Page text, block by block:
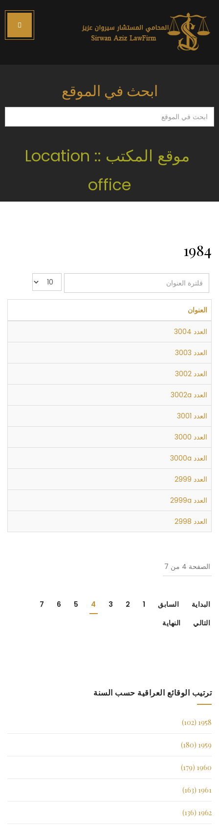
ابحث في الموقع
ابحث
في
موقع المكتب :: Location
office
1984
فلترة
العنوان
عدد
الإظهارات:
العنوان
العدد 3004
العدد 3003
العدد 3002
العدد 3002a
العدد 3001
العدد 3000
العدد 3000a
العدد 2999
العدد 2999a
العدد 2998
الصفحة 4 من 7
البداية السابق 1
2
3
4
5
6
7
التالي
النهاية
ترتيب الوقائع العراقية حسب السنة
1958 (102)
1959 (180)
1960 (179)
1961 (163)
1962 (136)